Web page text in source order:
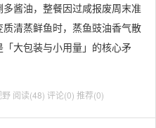
酱油，整餐因过咸报废周末准
清蒸鲜鱼时，蒸鱼豉油香气散
大包装与小用量」的核心矛
野 阅读(48) 评论(0) 推荐(0)